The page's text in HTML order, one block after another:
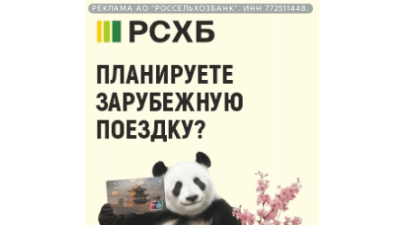
РЕКЛАМА АО "РОССЕЛЬХОЗБАНК". ИНН 772511448.